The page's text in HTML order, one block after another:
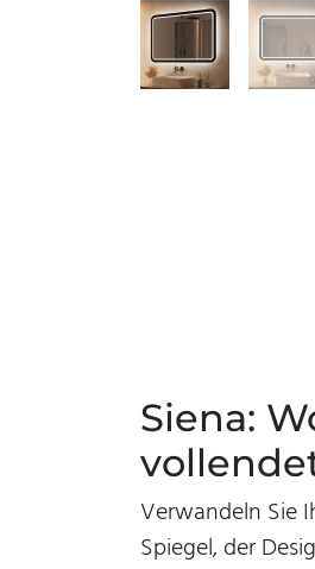
Siena:
Verwandeln Sie
Spiegel, der